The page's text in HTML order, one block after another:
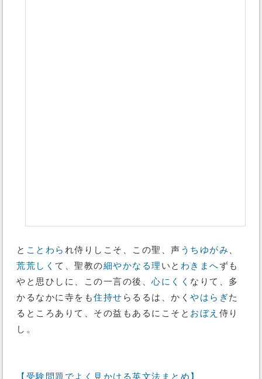
と ことわら れ侍りしこそ、この聖、声 うちゆがみ
荒荒しく て、聖教の細やかなる理 いと わきまへずも
やと思ひしに、この一言の後、 心にくく なりて、多
かるなかに寺をも住持せ らるるは、かく やはらぎた
るところありて、その益もあるにこそと おぼえ 侍り
し。
【受験問題でよく見かける英文法まとめ】